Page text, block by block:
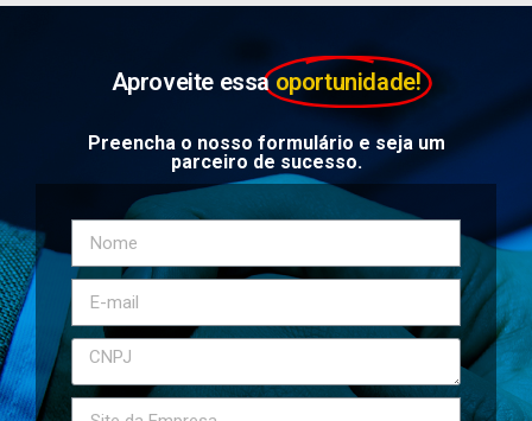
Aproveite essa oportunidade!
Preencha o nosso formulário e seja um
parceiro de sucesso.